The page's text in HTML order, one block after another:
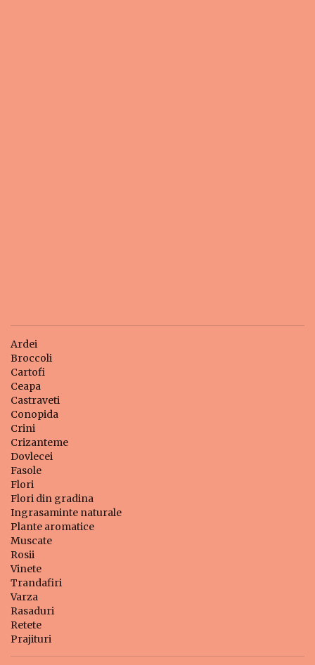
Ardei
Broccoli
Cartofi
Ceapa
Castraveti
Conopida
Crini
Crizanteme
Dovlecei
Fasole
Flori
Flori din gradina
Ingrasaminte naturale
Plante aromatice
Muscate
Rosii
Vinete
Trandafiri
Varza
Rasaduri
Retete
Prajituri